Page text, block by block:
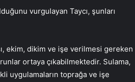
vurgulayan Taycı, şunları
ekim, dikim ve işe verilmesi gereken
ortaya çıkabilmektedir. Sulama,
uygulamaların toprağa ve işe